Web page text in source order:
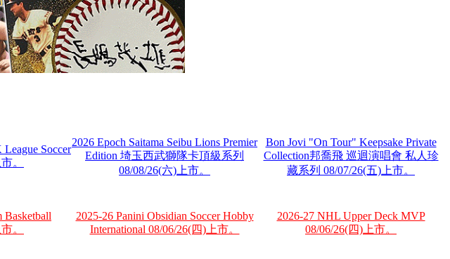
Soccer
。
2026 Epoch Saitama Seibu Lions Premier
Edition 埼玉西武獅隊卡頂級系列
08/08/26(六)上市。
Bon Jovi "On Tour" Keepsake Private
Collection邦喬飛 巡迴演唱會 私人珍
藏系列 08/07/26(五)上市。
Basketball
。
2025-26 Panini Obsidian Soccer Hobby
International 08/06/26(四)上市。
2026-27 NHL Upper Deck MVP
08/06/26(四)上市。